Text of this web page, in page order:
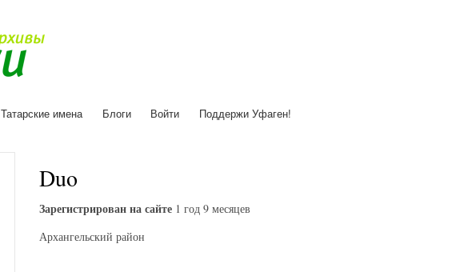
Татарские имена Блоги Войти Поддержи Уфаген!
Duo
Зарегистрирован на сайте1 год 9 месяцев
Архангельский район